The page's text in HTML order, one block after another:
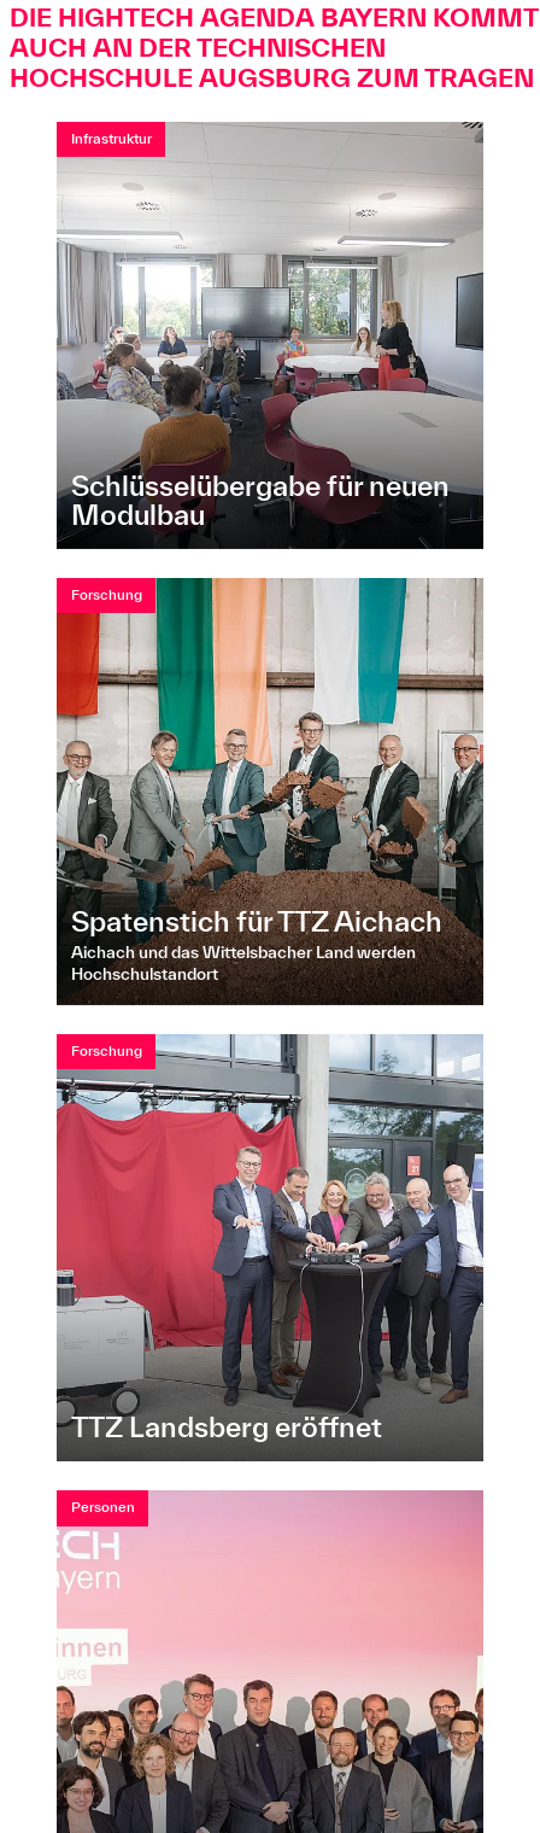
DIE HIGHTECH AGENDA BAYERN KOMMT
AUCH AN DER TECHNISCHEN
HOCHSCHULE AUGSBURG ZUM TRAGEN
Infrastruktur
Schlüsselübergabe für neuen
Modulbau
Forschung
Spatenstich für TTZ Aichach
Aichach und das Wittelsbacher Land werden
Hochschulstandort
Forschung
TTZ Landsberg eröffnet
Personen